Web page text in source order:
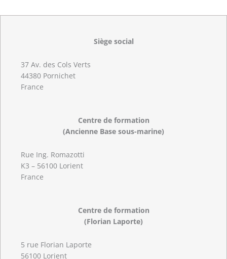
Siège social
37 Av. des Cols Verts
44380 Pornichet
France
Centre de formation
(Ancienne Base sous-marine)
Rue Ing. Romazotti
K3 – 56100 Lorient
France
Centre de formation
(Florian Laporte)
5 rue Florian Laporte
56100 Lorient